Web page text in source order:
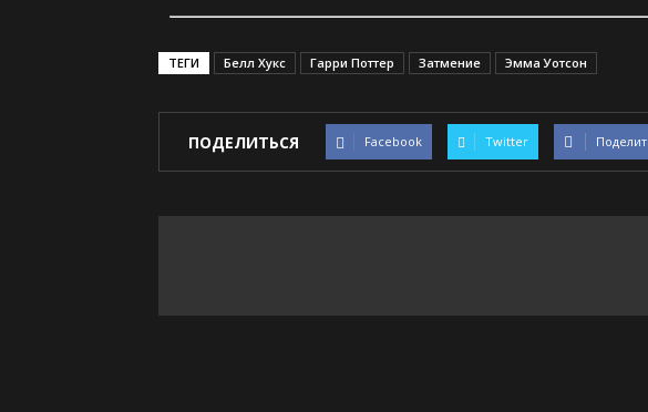
ТЕГИ Белл Хукс Гарри Поттер Затмение Эмма Уотсон
ПОДЕЛИТЬСЯ Facebook Twitter